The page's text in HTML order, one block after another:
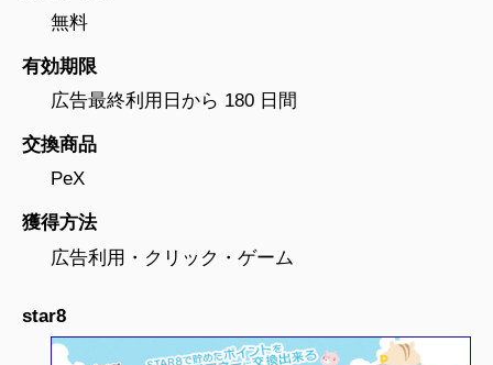
無料
有効期限
広告最終利用日から 180 日間
交換商品
PeX
獲得方法
広告利用・クリック・ゲーム
star8